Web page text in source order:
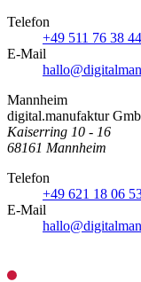
Telefon
+49 511 76 38
E-Mail
Mannheim
digital.manufaktur
Kaiserring 10 - 16
68161 Mannheim
Telefon
+49 621 18 06
E-Mail